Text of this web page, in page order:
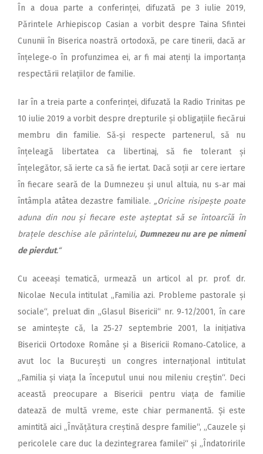
În a doua parte a conferinței, difuzată pe 3 iulie 2019,
Părintele Arhiepiscop Casian a vorbit despre Taina Sfintei
Cununii în Biserica noastră ortodoxă, pe care tinerii, dacă ar
înțelege‑o în profunzimea ei, ar fi mai atenți la importanța
respectării relațiilor de familie.
Iar în a treia parte a con­ferinței, difuzată la Radio Trinitas pe
10 iulie 2019 a vorbit despre drepturile și obligațiile fiecărui
membru din familie. Să‑și respecte partenerul, să nu
înțeleagă libertatea ca libertinaj, să fie tolerant și
înțelegător, să ierte ca să fie iertat. Dacă soții ar cere iertare
în fiecare seară de la Dumnezeu și unul altuia, nu s‑ar mai
întâmpla atâtea dezastre familiale. „Oricine risipește poate
aduna din nou și fiecare este așteptat să se întoarcîă în
brațele deschise ale părintelui, Dumnezeu nu are pe nimeni
de pierdut.“
Cu aceeași tematică, urmează un articol al pr. prof. dr.
Nicolae Necula intitulat „Familia azi. Probleme pastorale și
sociale“, preluat din „Glasul Bisericii“ nr. 9‑12/2001, în care
se amintește că, la 25‑27 septembrie 2001, la inițiativa
Bisericii Ortodoxe Române și a Bisericii Romano‑Catolice, a
avut loc la București un congres internațional intitulat
„Familia și viața la începutul unui nou mileniu creștin“. Deci
această preocupare a Bisericii pentru viața de familie
datează de multă vreme, este chiar permanentă. Și este
amintită aici „Învățătura creștină despre familie“, „Cauzele și
pericolele care duc la dezintegrarea familei“ și „Îndatoririle